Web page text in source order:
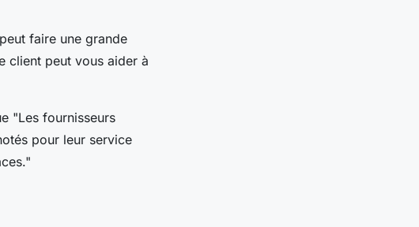
faire une grande
client peut vous aider à
"Les fournisseurs
pour leur service